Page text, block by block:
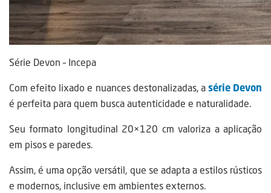
Série Devon – Incepa
Com efeito lixado e nuances destonalizadas, asérie Devon
é perfeita para quem busca autenticidade e naturalidade.
Seu formato longitudinal 20×120 cm valoriza a aplicação
em pisos e paredes.
Assim, é uma opção versátil, que se adapta a estilos rústicos
e modernos, inclusive em ambientes externos.